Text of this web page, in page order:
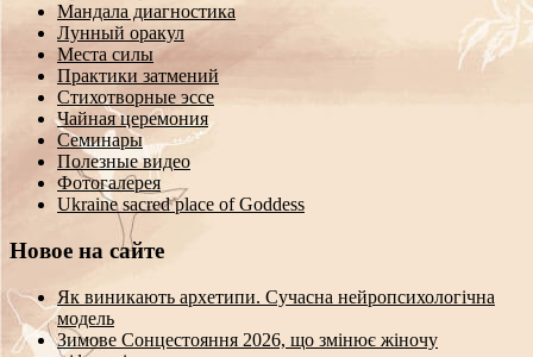
Мандала диагностика
Лунный оракул
Места силы
Практики затмений
Стихотворные эссе
Чайная церемония
Семинары
Полезные видео
Фотогалерея
Ukraine sacred place of Goddess
Новое на сайте
Як виникають архетипи. Сучасна нейропсихологічна
модель
Зимове Сонцестояння 2026, що змінює жіночу